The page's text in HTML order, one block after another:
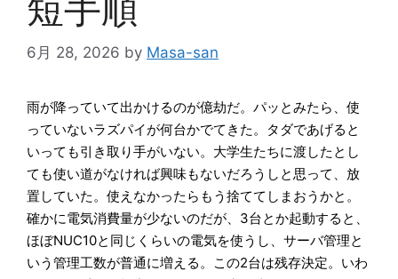
6月 28, 2026 by Masa-san
雨が降っていて出かけるのが億劫だ。パッとみたら、使
っていないラズパイが何台かでてきた。タダであげると
いっても引き取り手がいない。大学生たちに渡したとし
ても使い道がなければ興味もないだろうしと思って、放
置していた。使えなかったらもう捨ててしまおうかと。
確かに電気消費量が少ないのだが、3台とか起動すると、
ほぼNUC10と同じくらいの電気を使うし、サーバ管理と
いう管理工数が普通に増える。この2台は残存決定。いわ